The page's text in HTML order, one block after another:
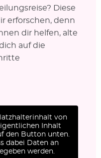
Diese
erforschen, denn
dir helfen, alte
auf die
von
Inhalt
den Button unten.
dabei Daten an
werden.